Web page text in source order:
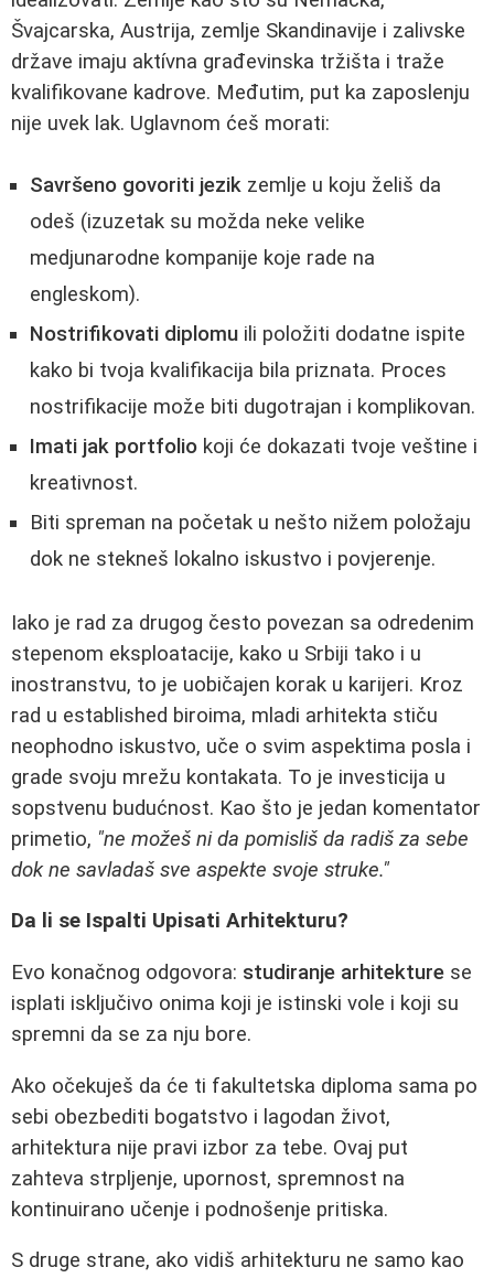
Švajcarska, Austrija, zemlje Skandinavije i zalivske
države imaju aktívna građevinska tržišta i traže
kvalifikovane kadrove. Međutim, put ka zaposlenju
nije uvek lak. Uglavnom ćeš morati:
Savršeno govoriti jezik zemlje u koju želiš da
odeš (izuzetak su možda neke velike
medjunarodne kompanije koje rade na
engleskom).
Nostrifikovati diplomu ili položiti dodatne ispite
kako bi tvoja kvalifikacija bila priznata. Proces
nostrifikacije može biti dugotrajan i komplikovan.
Imati jak portfolio koji će dokazati tvoje veštine i
kreativnost.
Biti spreman na početak u nešto nižem položaju
dok ne stekneš lokalno iskustvo i povjerenje.
Iako je rad za drugog često povezan sa odredenim
stepenom eksploatacije, kako u Srbiji tako i u
inostranstvu, to je uobičajen korak u karijeri. Kroz
rad u established biroima, mladi arhitekta stiču
neophodno iskustvo, uče o svim aspektima posla i
grade svoju mrežu kontakata. To je investicija u
sopstvenu budućnost. Kao što je jedan komentator
primetio, "ne možeš ni da pomisliš da radiš za sebe
dok ne savladaš sve aspekte svoje struke."
Da li se Ispalti Upisati Arhitekturu?
Evo konačnog odgovora: studiranje arhitekture se
isplati isključivo onima koji je istinski vole i koji su
spremni da se za nju bore.
Ako očekuješ da će ti fakultetska diploma sama po
sebi obezbediti bogatstvo i lagodan život,
arhitektura nije pravi izbor za tebe. Ovaj put
zahteva strpljenje, upornost, spremnost na
kontinuirano učenje i podnošenje pritiska.
S druge strane, ako vidiš arhitekturu ne samo kao